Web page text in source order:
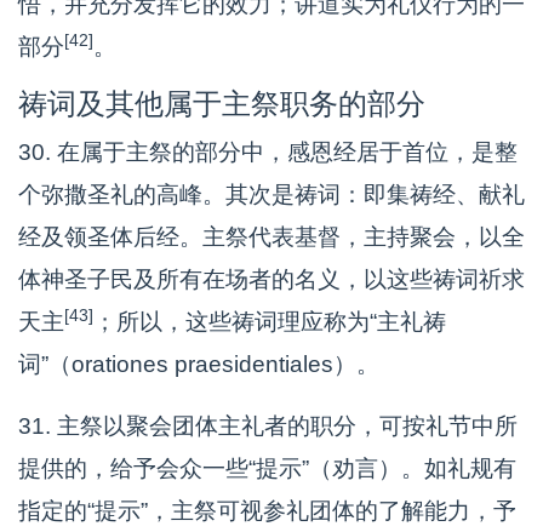
部分[42]。
祷词及其他属于主祭职务的部分
30. 在属于主祭的部分中，感恩经居于首位，是整
个弥撒圣礼的高峰。其次是祷词：即集祷经、献礼
经及领圣体后经。主祭代表基督，主持聚会，以全
体神圣子民及所有在场者的名义，以这些祷词祈求
天主[43] ；所以，这些祷词理应称为“主礼祷
词”（orationes praesidentiales）。
31. 主祭以聚会团体主礼者的职分，可按礼节中所
提供的，给予会众一些“提示”（劝言）。如礼规有
指定的“提示”，主祭可视参礼团体的了解能力，予